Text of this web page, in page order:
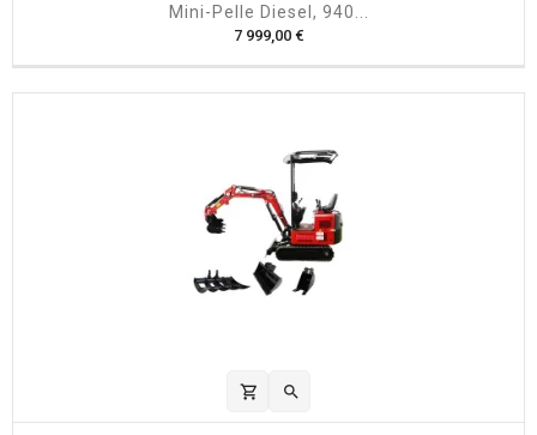
Mini-Pelle Diesel, 940...
7 999,00 €P
x
shopping_cart 